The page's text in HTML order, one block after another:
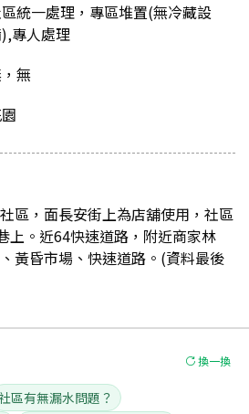
統一處理，專區堆置(無冷藏設
專人處理
無
區，面長安街上為店舖使用，社區
上。近64快速道路，附近商家林
黃昏市場、快速道路。(資料最後
換一換
區有無漏水問題？